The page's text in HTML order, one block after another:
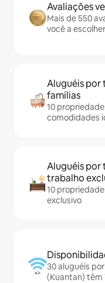
Avaliações
Mais de 550
você a escolher
Aluguéis por
famílias
10
comodidades
Aluguéis por
trabalho
10
exclusivo
30 aluguéis
(Kuantan) têm